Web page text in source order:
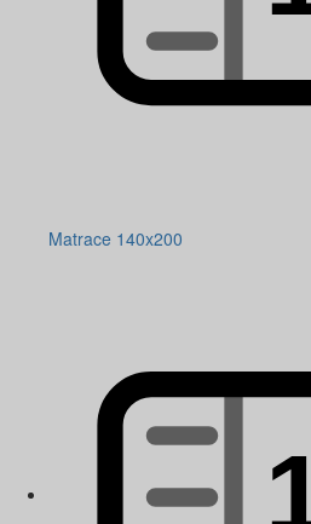
Matrace 140x200